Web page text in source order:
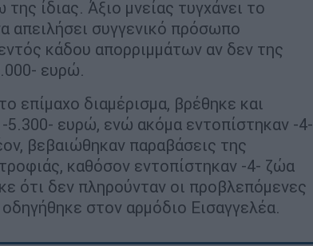
ίδιας. Άξιο μνείας τυγχάνει το
απειλήσει συγγενικό πρόσωπο
κάδου απορριμμάτων αν δεν της
ευρώ.
επίμαχο διαμέρισμα, βρέθηκε και
ευρώ, ενώ ακόμα εντοπίστηκαν -4-
βεβαιώθηκαν παραβάσεις της
καθόσον εντοπίστηκαν -4- ζώα
ότι δεν πληρούνταν οι προβλεπόμενες
στον αρμόδιο Εισαγγελέα.